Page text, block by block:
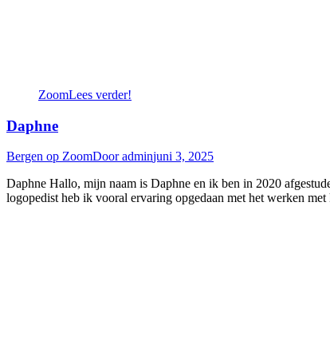
ZoomLees verder!
Daphne
Bergen op ZoomDooradminjuni 3, 2025
Daphne Hallo, mijn naam is Daphne en ik ben in 2020
logopedist heb ik vooral ervaring opgedaan met het werken